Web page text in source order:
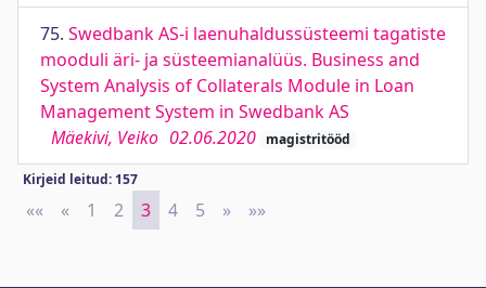
75. Swedbank AS-i laenuhaldussüsteemi tagatiste
mooduli äri- ja süsteemianalüüs. Business and
System Analysis of Collaterals Module in Loan
Management System in Swedbank AS
Mäekivi, Veiko 02.06.2020 magistritööd
Kirjeid leitud: 157
«« First
« Previous
1 2 3 4 5 » Next
»»